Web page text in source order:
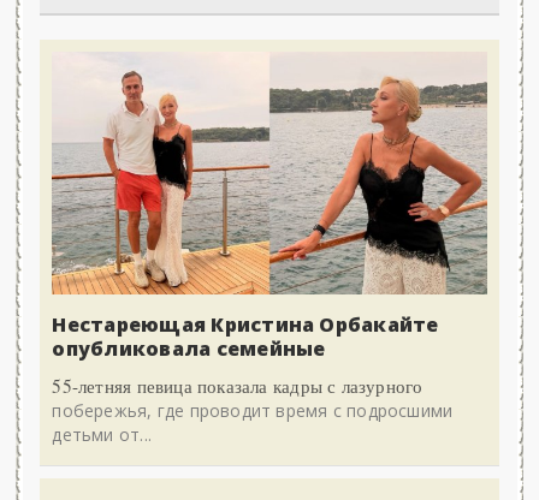
Нестареющая Кристина Орбакайте
опубликовала семейные
55-летняя певица показала кадры с лазурного
побережья, где проводит время с подросшими
детьми от...